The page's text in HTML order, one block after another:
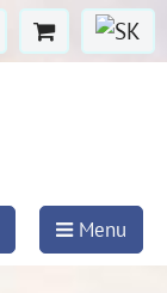
Menu